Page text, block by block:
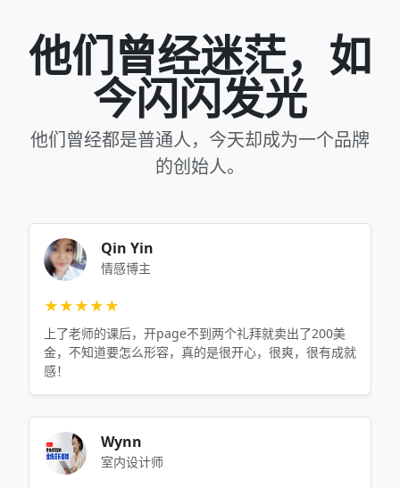
他们曾经迷茫，如
今闪闪发光
他们曾经都是普通人，今天却成为一个品牌
的创始人。
Qin Yin
情感博主
★★★★★
上了老师的课后，开page不到两个礼拜就卖出了200美
金，不知道要怎么形容，真的是很开心，很爽，很有成就
感！
Wynn
室内设计师